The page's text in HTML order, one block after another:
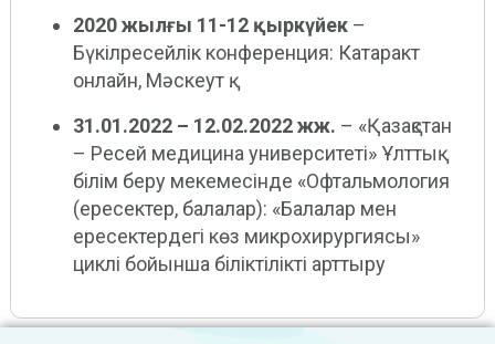
2020 жылғы 11-12 қыркүйек–
Бүкілресейлік конференция: Катаракт
онлайн, Мәскеут қ.
31.01.2022 – 12.02.2022 жж. – «Қазақстан
– Ресей медицина университеті» Ұлттық
білім беру мекемесінде «Офтальмология
(ересектер, балалар): «Балалар мен
ересектердегі көз микрохирургиясы»
циклі бойынша біліктілікті арттыру